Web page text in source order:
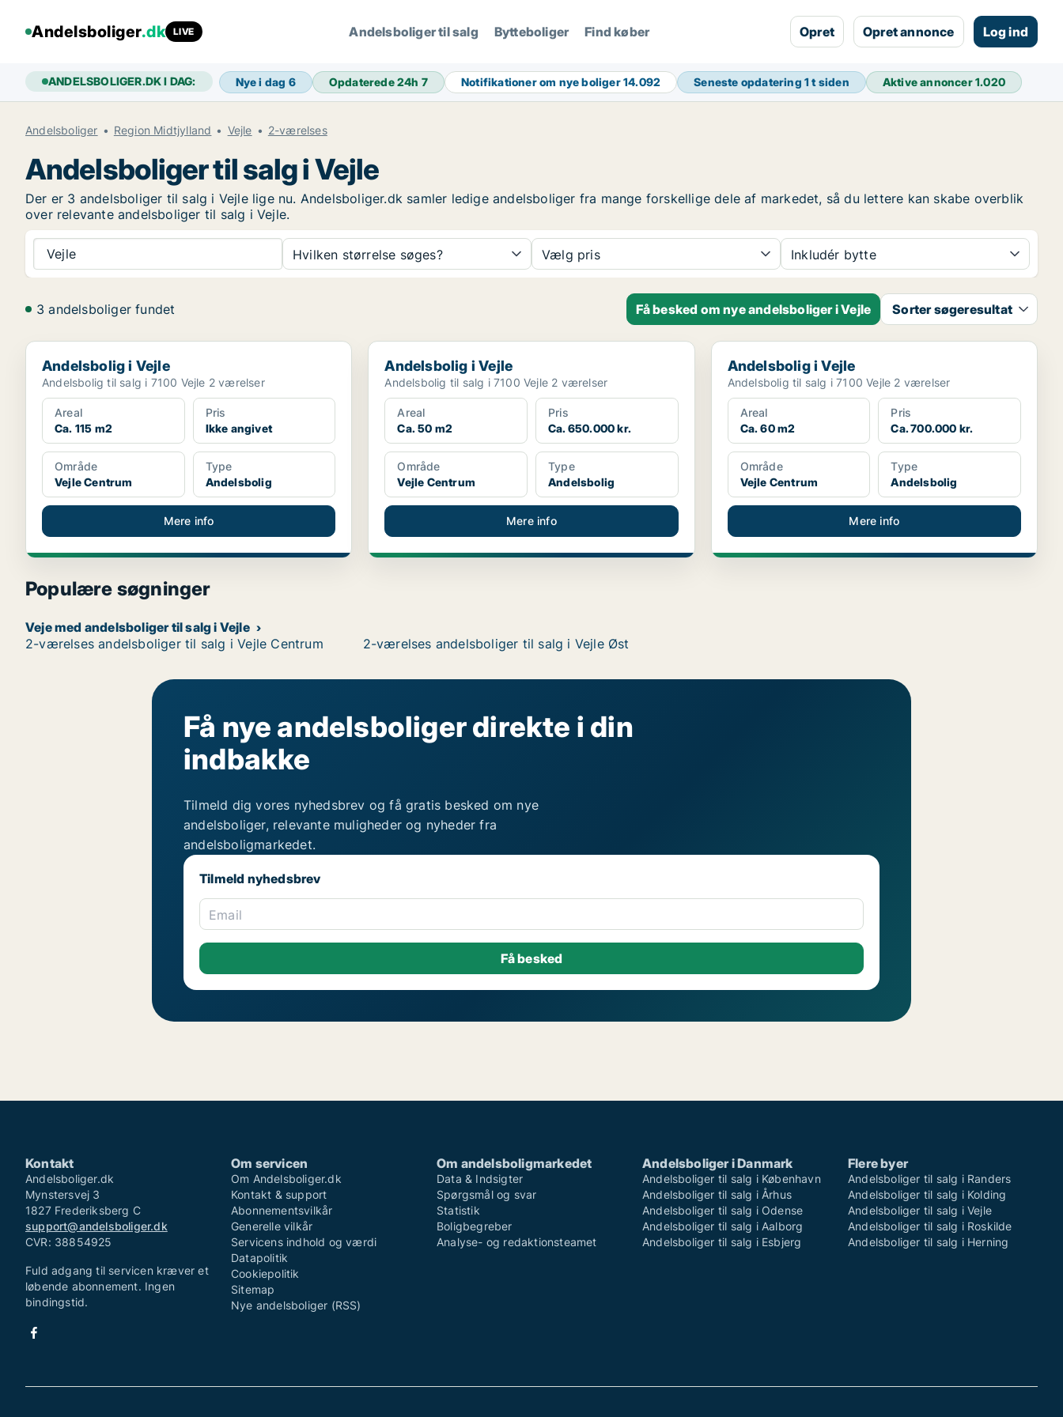
Andelsboliger.dk LIVE Andelsboliger til salg Bytteboliger Find køber Opret Opret annonce Log ind
ANDELSBOLIGER.DK I DAG: Nye i dag 6 Opdaterede 24h 7 Notifikationer om nye boliger14.092 Seneste opdatering1 t siden Aktive annoncer1.020
Andelsboliger Region Midtjylland Vejle 2-værelses
Andelsboliger til salg i Vejle
Der er 3 andelsboliger til salg i Vejle lige nu. Andelsboliger.dk samler ledige andelsboliger fra mange forskellige dele af markedet, så du lettere kan skabe overblik
over relevante andelsboliger til salg i Vejle.
Vejle Hvilken størrelse søges? Vælg pris Inkludér bytte
3 andelsboliger fundet Få besked om nye andelsboliger i Vejle Sorter søgeresultat
Andelsbolig i Vejle
Andelsbolig i Vejle
Andelsbolig til salg i 7100 Vejle 2 værelser
Areal
Ca. 115 m2
Pris
Ikke angivet
Område
Vejle Centrum
Type
Andelsbolig
Mere info
Andelsbolig i Vejle
Andelsbolig i Vejle
Andelsbolig til salg i 7100 Vejle 2 værelser
Areal
Ca. 50 m2
Pris
Ca. 650.000 kr.
Område
Vejle Centrum
Type
Andelsbolig
Mere info
Andelsbolig i Vejle
Andelsbolig i Vejle
Andelsbolig til salg i 7100 Vejle 2 værelser
Areal
Ca. 60 m2
Pris
Ca. 700.000 kr.
Område
Vejle Centrum
Type
Andelsbolig
Mere info
Populære søgninger
Veje med andelsboliger til salg i Vejle
2-værelses andelsboliger til salg i Vejle Centrum
2-værelses andelsboliger til salg i Vejle Øst
Få nye andelsboliger direkte i din
indbakke
Tilmeld dig vores nyhedsbrev og få gratis besked om nye
andelsboliger, relevante muligheder og nyheder fra
andelsboligmarkedet.
Tilmeld nyhedsbrev
Email
Kontakt
Andelsboliger.dk
Mynstersvej 3
1827 Frederiksberg C
support@andelsboliger.dk
CVR: 38854925
Fuld adgang til servicen kræver et
løbende abonnement. Ingen
bindingstid.
Om servicen
Om Andelsboliger.dk
Kontakt & support
Abonnementsvilkår
Generelle vilkår
Servicens indhold og værdi
Datapolitik
Cookiepolitik
Sitemap
Nye andelsboliger (RSS)
Om andelsboligmarkedet
Data & Indsigter
Spørgsmål og svar
Statistik
Boligbegreber
Analyse- og redaktionsteamet
Andelsboliger i Danmark
Andelsboliger til salg i København
Andelsboliger til salg i Århus
Andelsboliger til salg i Odense
Andelsboliger til salg i Aalborg
Andelsboliger til salg i Esbjerg
Flere byer
Andelsboliger til salg i Randers
Andelsboliger til salg i Kolding
Andelsboliger til salg i Vejle
Andelsboliger til salg i Roskilde
Andelsboliger til salg i Herning